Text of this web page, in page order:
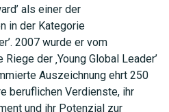
als einer der
in der Kategorie
2007 wurde er vom
der ‚Young Global Leader’
Auszeichnung ehrt 250
beruflichen Verdienste, ihr
und ihr Potenzial zur